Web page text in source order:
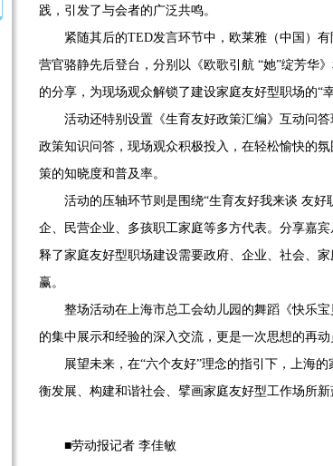
践，引发了与会者的广泛共鸣。
紧随其后的TED发言环节中，欧莱雅（中国）有
营官骆静先后登台，分别以《欧歌引航 “她”绽芳华
的分享，为现场观众解锁了建设家庭友好型职场的“幸
活动还特别设置《生育友好政策汇编》互动问答
政策知识问答，现场观众积极投入，在轻松愉快的
策的知晓度和普及率。
活动的压轴环节则是围绕“生育友好我来谈 友好
企、民营企业、多孩职工家庭等多方代表。分享嘉
释了家庭友好型职场建设需要政府、企业、社会、
赢。
整场活动在上海市总工会幼儿园的舞蹈《快乐宝
的集中展示和经验的深入交流，更是一次思想的再动
展望未来，在“六个友好”理念的指引下，上海的
衡发展、构建和谐社会、擘画家庭友好型工作场所新
■劳动报记者 李佳敏